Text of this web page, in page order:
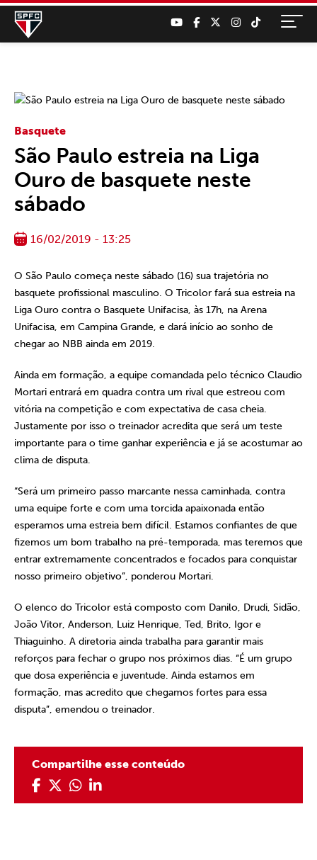
Basquete
São Paulo estreia na Liga
Ouro de basquete neste
sábado
16/02/2019 - 13:25
O São Paulo começa neste sábado (16) sua trajetória no
basquete profissional masculino. O Tricolor fará sua estreia na
Liga Ouro contra o Basquete Unifacisa, às 17h, na Arena
Unifacisa, em Campina Grande, e dará início ao sonho de
chegar ao NBB ainda em 2019.
Ainda em formação, a equipe comandada pelo técnico Claudio
Mortari entrará em quadra contra um rival que estreou com
vitória na competição e com expectativa de casa cheia.
Justamente por isso o treinador acredita que será um teste
importante para o time ganhar experiência e já se acostumar ao
clima de disputa.
“Será um primeiro passo marcante nessa caminhada, contra
uma equipe forte e com uma torcida apaixonada então
esperamos uma estreia bem difícil. Estamos confiantes de que
fizemos um bom trabalho na pré-temporada, mas teremos que
entrar extremamente concentrados e focados para conquistar
nosso primeiro objetivo”, ponderou Mortari.
O elenco do Tricolor está composto com Danilo, Drudi, Sidão,
João Vitor, Anderson, Luiz Henrique, Ted, Brito, Igor e
Thiaguinho. A diretoria ainda trabalha para garantir mais
reforços para fechar o grupo nos próximos dias. “É um grupo
que dosa experiência e juventude. Ainda estamos em
formação, mas acredito que chegamos fortes para essa
disputa”, emendou o treinador.
Compartilhe esse conteúdo